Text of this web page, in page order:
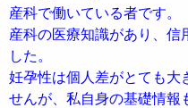
産科で働いている者です。
産科の医療知識があり、信
した。
妊孕性は個人差がとても大
せんが、私自身の基礎情報